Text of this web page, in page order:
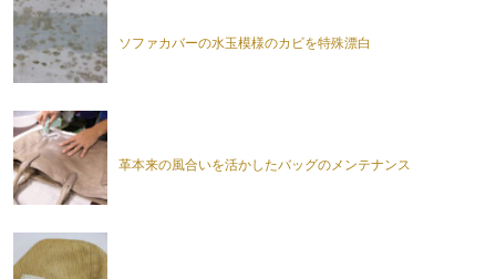
ソファカバーの水玉模様のカビを特殊漂白
革本来の風合いを活かしたバッグのメンテナンス